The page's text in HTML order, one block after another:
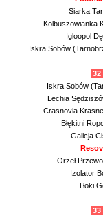
Siarka
Kolbuszowianka
Igloopol
Iskra Sobów
32
Iskra Sobów
Lechia
Crasnovia
Błękitni
Galicja
Orzeł
Izolator
Tłoki
33